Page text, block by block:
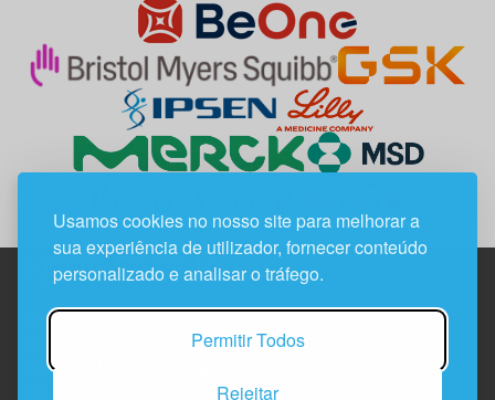
Usamos cookies no nosso site para melhorar a
sua experiência de utilizador, fornecer conteúdo
personalizado e analisar o tráfego.
Permitir Todos
Rejeitar
Edif. Lisboa Oriente | Av. Infante D. Henrique, n.º 333H, esc.
1800-282 Lisboa | Portugal